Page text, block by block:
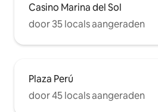
Casino Marina del Sol
door 35 locals aangeraden
Plaza Perú
door 45 locals aangeraden